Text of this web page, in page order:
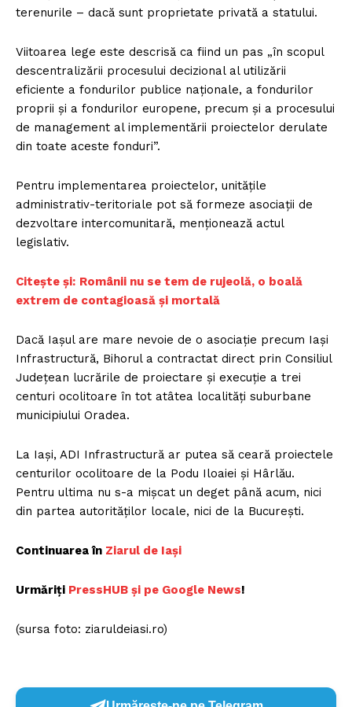
terenurile – dacă sunt proprietate privată a statului.
Viitoarea lege este descrisă ca fiind un pas „în scopul
descentralizării procesului decizional al utilizării
eficiente a fondurilor publice naţionale, a fondurilor
proprii şi a fondurilor europene, precum şi a procesului
de management al implementării proiectelor derulate
din toate aceste fonduri”.
Pentru implementarea proiectelor, unitățile
administrativ-teritoriale pot să formeze asociații de
dezvoltare intercomunitară, menționează actul
legislativ.
Citește și: Românii nu se tem de rujeolă, o boală
extrem de contagioasă și mortală
Dacă Iașul are mare nevoie de o asociație precum Iași
Infrastructură, Bihorul a contractat direct prin Consiliul
Județean lucrările de proiectare și execuție a trei
centuri ocolitoare în tot atâtea localități suburbane
municipiului Oradea.
La Iași, ADI Infrastructură ar putea să ceară proiectele
centurilor ocolitoare de la Podu Iloaiei și Hârlău.
Pentru ultima nu s-a mișcat un deget până acum, nici
din partea autorităților locale, nici de la București.
Continuarea în Ziarul de Iași
Urmăriți PressHUB și pe Google News!
(sursa foto: ziaruldeiasi.ro)